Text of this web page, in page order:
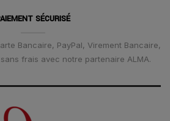
SÉCURISÉ
Bancaire, PayPal, Virement Bancaire,
frais avec notre partenaire ALMA.